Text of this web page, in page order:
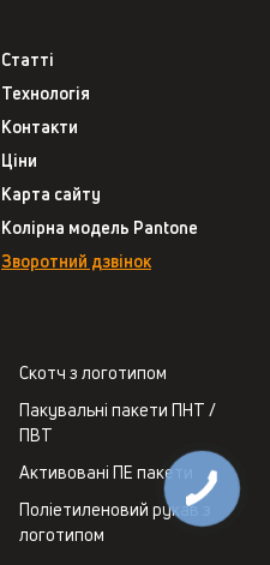
Статті
Технологія
Контакти
Ціни
Карта сайту
Колірна модель Pantone
Зворотний дзвінок
Скотч з логотипом
Пакувальні пакети ПНТ /
ПВТ
Активовані ПЕ пакети
Поліетиленовий рукав з
логотипом